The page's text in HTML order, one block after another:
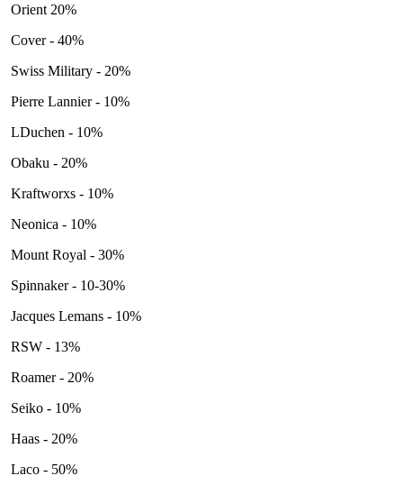
Orient 20%
Cover - 40%
Swiss Military - 20%
Pierre Lannier - 10%
LDuchen - 10%
Obaku - 20%
Kraftworxs - 10%
Neonica - 10%
Mount Royal - 30%
Spinnaker - 10-30%
Jacques Lemans - 10%
RSW - 13%
Roamer - 20%
Seiko - 10%
Haas - 20%
Laco - 50%